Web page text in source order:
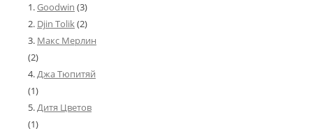
Goodwin (3)
Djin Tolik(2)
Макс Мерлин
(2)
Джа Тюпитяй
(1)
Дитя Цветов
(1)